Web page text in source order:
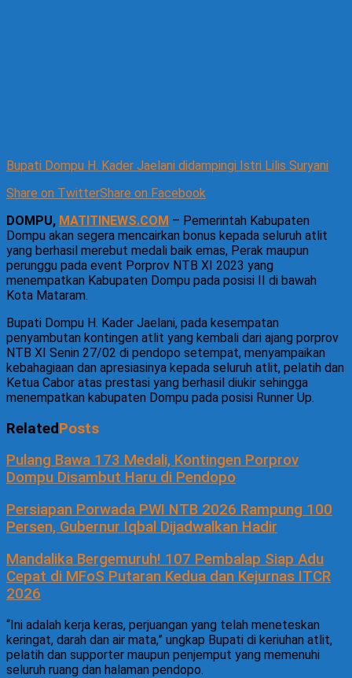
Bupati Dompu H. Kader Jaelani didampingi Istri Lilis Suryani
Share on TwitterShare on Facebook
DOMPU, MATITINEWS.COM – Pemerintah Kabupaten
Dompu akan segera mencairkan bonus kepada seluruh atlit
yang berhasil merebut medali baik emas, Perak maupun
perunggu pada event Porprov NTB XI 2023 yang
menempatkan Kabupaten Dompu pada posisi II di bawah
Kota Mataram.
Bupati Dompu H. Kader Jaelani, pada kesempatan
penyambutan kontingen atlit yang kembali dari ajang porprov
NTB XI Senin 27/02 di pendopo setempat, menyampaikan
kebahagiaan dan apresiasinya kepada seluruh atlit, pelatih dan
Ketua Cabor atas prestasi yang berhasil diukir sehingga
menempatkan kabupaten Dompu pada posisi Runner Up.
RelatedPosts
Pulang Bawa 173 Medali, Kontingen Porprov
Dompu Disambut Haru di Pendopo
Persiapan Porwada PWI NTB 2026 Rampung 100
Persen, Gubernur Iqbal Dijadwalkan Hadir
Mandalika Bergemuruh! 107 Pembalap Siap Adu
Cepat di MFoS Putaran Kedua dan Kejurnas ITCR
2026
“Ini adalah kerja keras, perjuangan yang telah meneteskan
keringat, darah dan air mata,” ungkap Bupati di keriuhan atlit,
pelatih dan supporter maupun penjemput yang memenuhi
seluruh ruang dan halaman pendopo.